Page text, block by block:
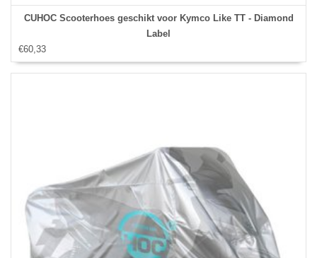
CUHOC Scooterhoes geschikt voor Kymco Like TT - Diamond
Label
€60,33